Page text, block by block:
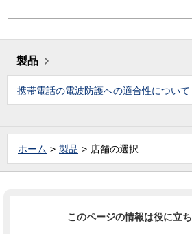
製品
携帯電話の電波防護への適合性について
ホーム 製品 店舗の選択
このページの情報は役に立